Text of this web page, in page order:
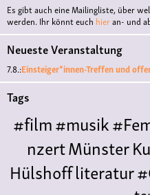
Es gibt auch eine Mailingliste, über
werden. Ihr könnt euch hieran- und
Neueste Veranstaltung
7.8.:Einsteiger*innen-Treffen und
Tags
#film#musik
nzertMünster
Hülshoffliteratur